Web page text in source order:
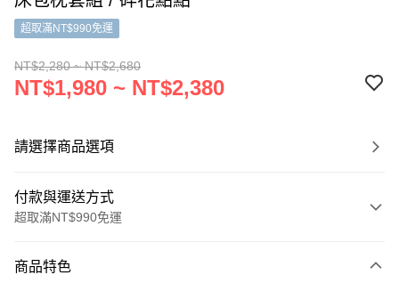
超取滿NT$990免運
NT$2,280 ~ NT$2,680
NT$1,980 ~ NT$2,380
請選擇商品選項
付款與運送方式
超取滿NT$990免運
信用卡一次付款
商品特色